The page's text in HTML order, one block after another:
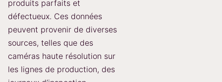
produits parfaits et
défectueux. Ces données
peuvent provenir de diverses
sources, telles que des
caméras haute résolution sur
les lignes de production, des